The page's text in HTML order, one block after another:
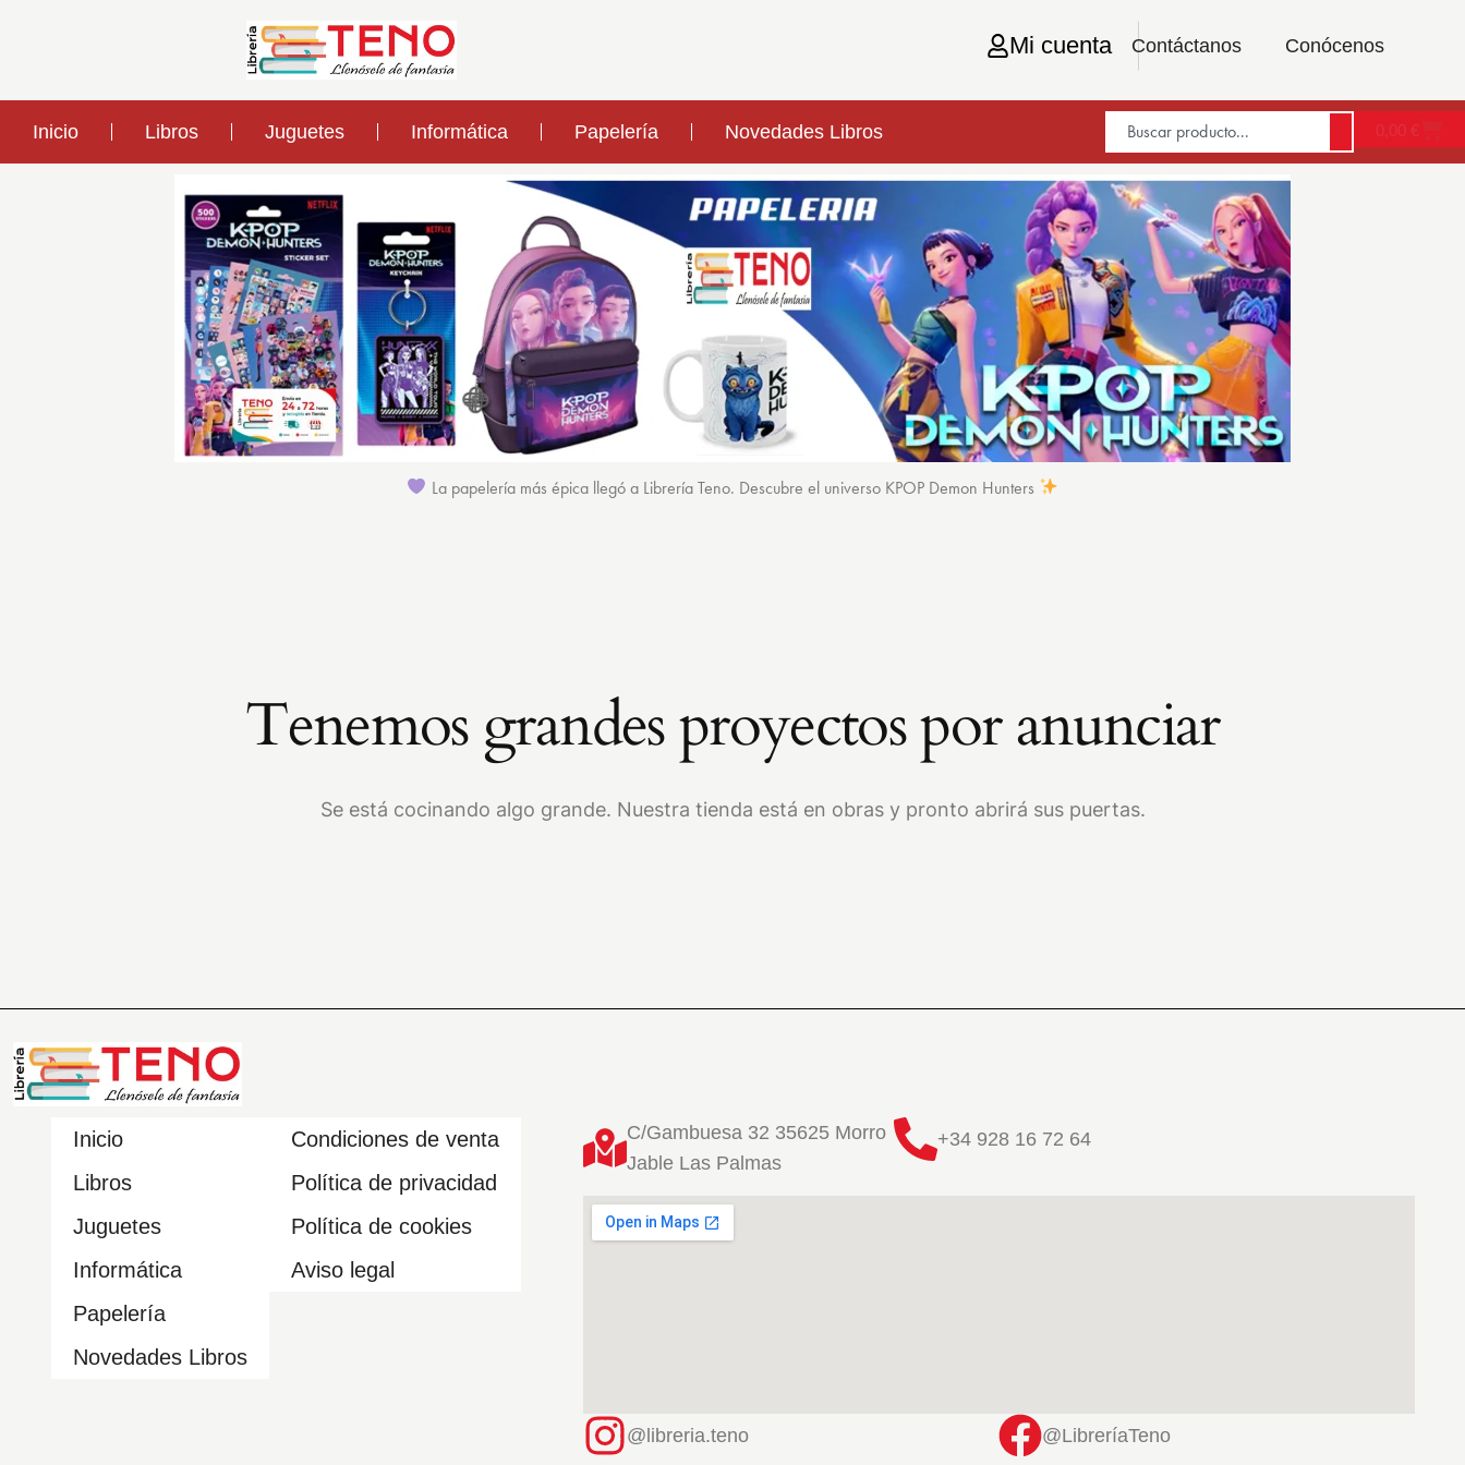
Contáctanos Conócenos
Mi cuenta
Inicio Libros Juguetes Informática Papelería Novedades Libros 0,00 €
La papelería más épica llegó a Librería Teno. Descubre el universo KPOP Demon Hunters
Tenemos grandes proyectos por anunciar
Se está cocinando algo grande. Nuestra tienda está en obras y pronto abrirá sus puertas.
Inicio
Libros
Juguetes
Informática
Papelería
Novedades Libros
Condiciones de venta
Política de privacidad
Política de cookies
Aviso legal
C/Gambuesa 32 35625 Morro
Jable Las Palmas
+34 928 16 72 64
@libreria.teno @LibreríaTeno